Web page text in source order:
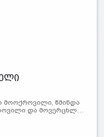
მოოქროვილი, წმინდა
და მოვერცხლ…